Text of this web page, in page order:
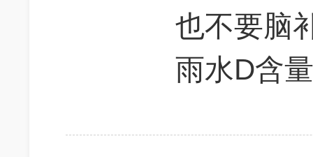
也不要脑
雨水D含